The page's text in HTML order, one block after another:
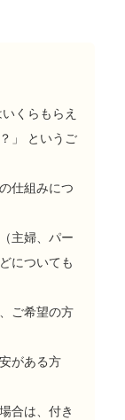
くらもらえ
」 というご
仕組みにつ
主婦、パー
についても
ご希望の方
がある方
合は、付き